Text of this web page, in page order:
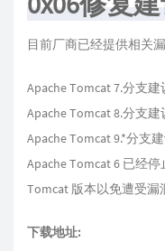
目前厂商已经提供相关
Apache Tomcat 7.分支
Apache Tomcat 8.分支
Apache Tomcat 9.*分支
Apache Tomcat 6 已经
Tomcat 版本以免遭受漏
下载地址: